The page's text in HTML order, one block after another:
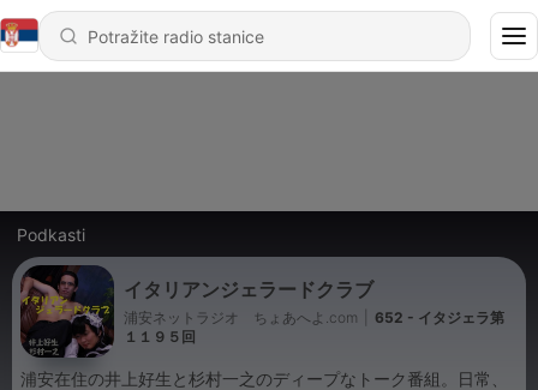
Podkasti
イタリアンジェラードクラブ
浦安ネットラジオ ちょあへよ.com
652 - イタジェラ第
１１９５回
浦安在住の井上好生と杉村一之のディープなトーク番組。日常、